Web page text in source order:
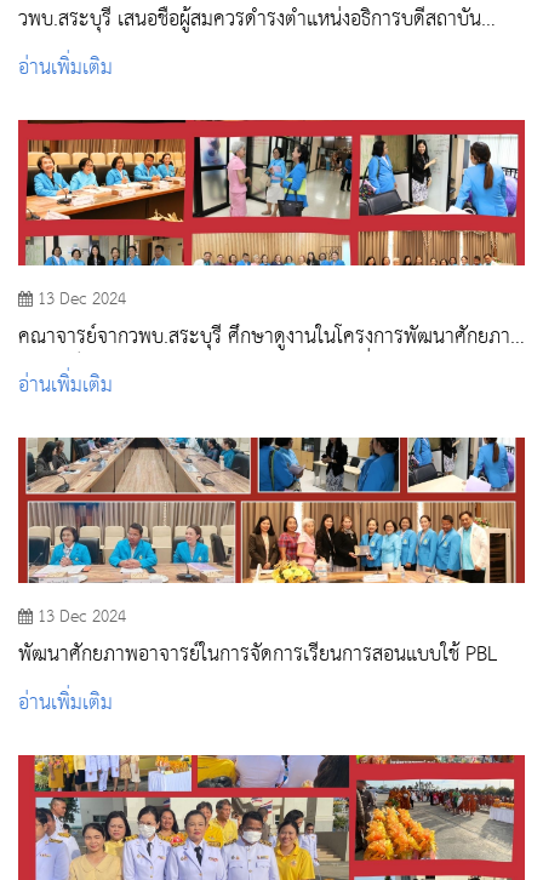
วพบ.สระบุรี เสนอชื่อผู้สมควรดำรงตำแหน่งอธิการบดีสถาบัน
พระบรมราชชนก
อ่านเพิ่มเติม
13 Dec 2024
คณาจารย์จากวพบ.สระบุรี ศึกษาดูงานในโครงการพัฒนาศักยภาพ
อาจารย์ : การจัดการเรียนการสอนแบบPBL ที่มหาวิทยาลัย
สวนดุสิต
อ่านเพิ่มเติม
13 Dec 2024
พัฒนาศักยภาพอาจารย์ในการจัดการเรียนการสอนแบบใช้ PBL
อ่านเพิ่มเติม